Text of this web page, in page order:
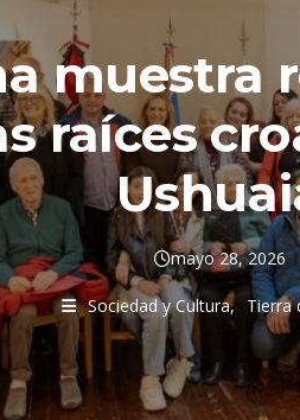
muestra
raíces
mayo 28, 2026
Sociedad y Cultura Tierra